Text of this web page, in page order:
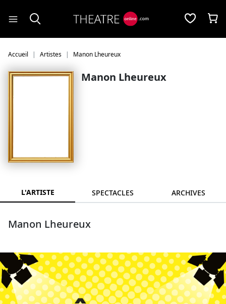
Accueil Artistes Manon Lheureux
Manon Lheureux
L'ARTISTE SPECTACLES ARCHIVES
Manon Lheureux